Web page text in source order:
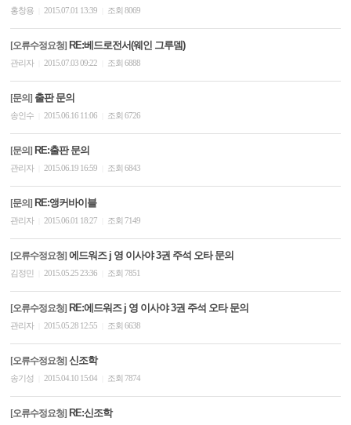
홍창용 2015.07.01 13:39 조회 8069
[오류수정요청] RE:베드로전서(웨인 그루뎀)
관리자 2015.07.03 09:22 조회 6888
[문의] 출판 문의
송인수 2015.06.16 11:06 조회 6726
[문의] RE:출판 문의
관리자 2015.06.19 16:59 조회 6843
[문의] RE:앵커바이블
관리자 2015.06.01 18:27 조회 7149
[오류수정요청] 에드워즈 j 영 이사야 3권 주석 오타 문의
김정민 2015.05.25 23:36 조회 7851
[오류수정요청] RE:에드워즈 j 영 이사야 3권 주석 오타 문의
관리자 2015.05.28 12:55 조회 6638
[오류수정요청] 신조학
송기성 2015.04.10 15:04 조회 7874
[오류수정요청] RE:신조학